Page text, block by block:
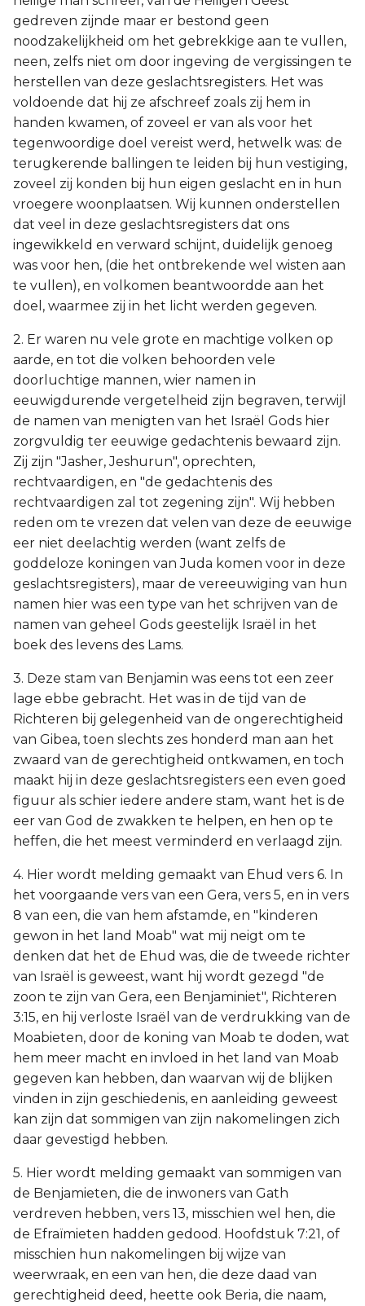
gedreven zijnde maar er bestond geen
noodzakelijkheid om het gebrekkige aan te vullen,
neen, zelfs niet om door ingeving de vergissingen te
herstellen van deze geslachtsregisters. Het was
voldoende dat hij ze afschreef zoals zij hem in
handen kwamen, of zoveel er van als voor het
tegenwoordige doel vereist werd, hetwelk was: de
terugkerende ballingen te leiden bij hun vestiging,
zoveel zij konden bij hun eigen geslacht en in hun
vroegere woonplaatsen. Wij kunnen onderstellen
dat veel in deze geslachtsregisters dat ons
ingewikkeld en verward schijnt, duidelijk genoeg
was voor hen, (die het ontbrekende wel wisten aan
te vullen), en volkomen beantwoordde aan het
doel, waarmee zij in het licht werden gegeven.
2. Er waren nu vele grote en machtige volken op
aarde, en tot die volken behoorden vele
doorluchtige mannen, wier namen in
eeuwigdurende vergetelheid zijn begraven, terwijl
de namen van menigten van het Israël Gods hier
zorgvuldig ter eeuwige gedachtenis bewaard zijn.
Zij zijn "Jasher, Jeshurun", oprechten,
rechtvaardigen, en "de gedachtenis des
rechtvaardigen zal tot zegening zijn". Wij hebben
reden om te vrezen dat velen van deze de eeuwige
eer niet deelachtig werden (want zelfs de
goddeloze koningen van Juda komen voor in deze
geslachtsregisters), maar de vereeuwiging van hun
namen hier was een type van het schrijven van de
namen van geheel Gods geestelijk Israël in het
boek des levens des Lams.
3. Deze stam van Benjamin was eens tot een zeer
lage ebbe gebracht. Het was in de tijd van de
Richteren bij gelegenheid van de ongerechtigheid
van Gibea, toen slechts zes honderd man aan het
zwaard van de gerechtigheid ontkwamen, en toch
maakt hij in deze geslachtsregisters een even goed
figuur als schier iedere andere stam, want het is de
eer van God de zwakken te helpen, en hen op te
heffen, die het meest verminderd en verlaagd zijn.
4. Hier wordt melding gemaakt van Ehud vers 6. In
het voorgaande vers van een Gera, vers 5, en in vers
8 van een, die van hem afstamde, en "kinderen
gewon in het land Moab" wat mij neigt om te
denken dat het de Ehud was, die de tweede richter
van Israël is geweest, want hij wordt gezegd "de
zoon te zijn van Gera, een Benjaminiet", Richteren
3:15, en hij verloste Israël van de verdrukking van de
Moabieten, door de koning van Moab te doden, wat
hem meer macht en invloed in het land van Moab
gegeven kan hebben, dan waarvan wij de blijken
vinden in zijn geschiedenis, en aanleiding geweest
kan zijn dat sommigen van zijn nakomelingen zich
daar gevestigd hebben.
5. Hier wordt melding gemaakt van sommigen van
de Benjamieten, die de inwoners van Gath
verdreven hebben, vers 13, misschien wel hen, die
de Efraïmieten hadden gedood. Hoofdstuk 7:21, of
misschien hun nakomelingen bij wijze van
weerwraak, en een van hen, die deze daad van
gerechtigheid deed, heette ook Beria, die naam,